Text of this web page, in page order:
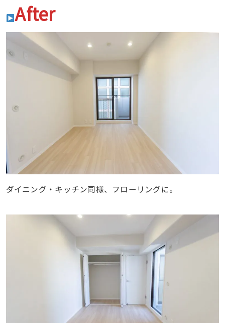
After
ダイニング・キッチン同様、フローリングに。